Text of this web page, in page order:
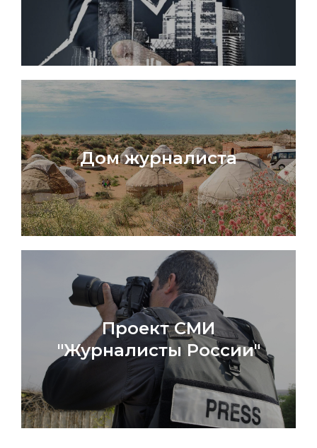
Дом журналиста
Проект СМИ
"Журналисты России"